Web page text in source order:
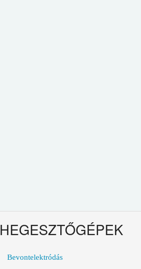
HEGESZTŐGÉPEK
Bevontelektródás